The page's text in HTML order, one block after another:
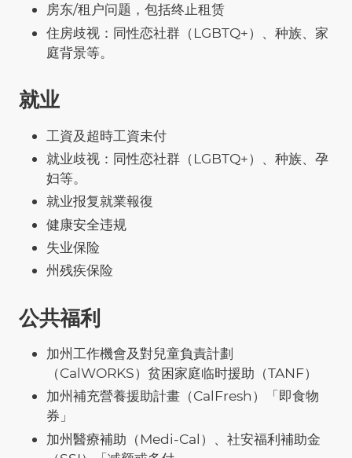
房东/租户问题，包括终止租赁
住房歧视：同性恋社群（LGBTQ+）、种族、家
庭背景等。
就业
工資及超時工資未付
就业歧视：同性恋社群（LGBTQ+）、种族、孕
妇等。
就业报复就業報復
健康安全违规
失业保险
州残疾保险
公共福利
加州工作機會及對兒童負責計劃
（CalWORKS）贫困家庭临时援助（TANF）
加州補充營養援助計畫（CalFresh）「即食物
券」
加州醫療補助（Medi-Cal）、社安福利補助金